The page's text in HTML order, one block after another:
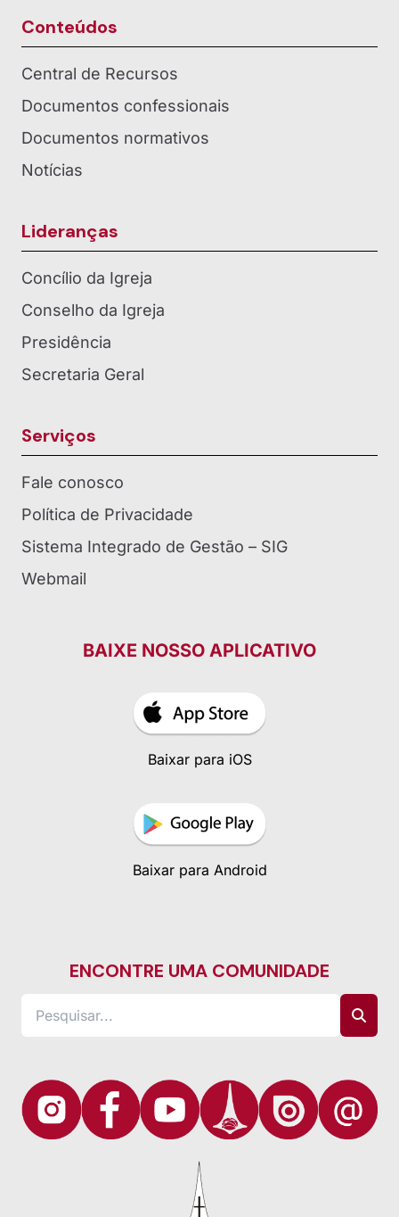
igreja com 200 anos de atuação no país. Cremos no Deus tri-uno,
Central de Recursos
Documentos normativos
Notícias
Concílio da Igreja
Presidência
Secretaria Geral
Fale conosco
Sistema Integrado de Gestão – SIG
Baixar para Android